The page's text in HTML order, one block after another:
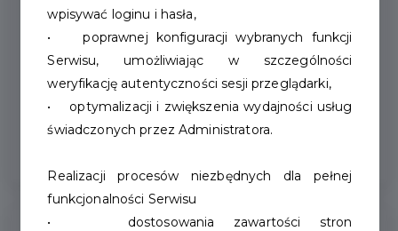
Udogodnienia
Parking dla gości
Dostosowany
wpisywać loginu i hasła,
• poprawnej konfiguracji wybranych funkcji
Serwisu, umożliwiając w szczególności
weryfikację autentyczności sesji przeglądarki,
• optymalizacji i zwiększenia wydajności usług
świadczonych przez Administratora.
Realizacji procesów niezbędnych dla pełnej
funkcjonalności Serwisu
• dostosowania zawartości stron